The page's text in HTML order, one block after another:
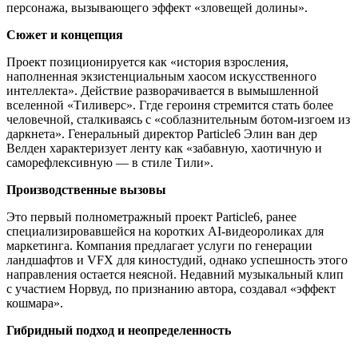
персонажа, вызывающего эффект «зловещей долины».
Сюжет и концепция
Проект позиционируется как «история взросления,
наполненная экзистенциальным хаосом искусственного
интеллекта». Действие разворачивается в вымышленной
вселенной «Тиливерс». Ггде героиня стремится стать более
человечной, сталкиваясь с «соблазнительным ботом-изгоем из
даркнета». Генеральный директор Particle6 Элин ван дер
Велден характеризует ленту как «забавную, хаотичную и
саморефлексивную — в стиле Тили».
Производственные вызовы
Это первый полнометражный проект Particle6, ранее
специализировавшейся на коротких AI-видеороликах для
маркетинга. Компания предлагает услуги по генерации
ландшафтов и VFX для киностудий, однако успешность этого
направления остается неясной. Недавний музыкальный клип
с участием Норвуд, по признанию автора, создавал «эффект
кошмара».
Гибридный подход и неопределенность